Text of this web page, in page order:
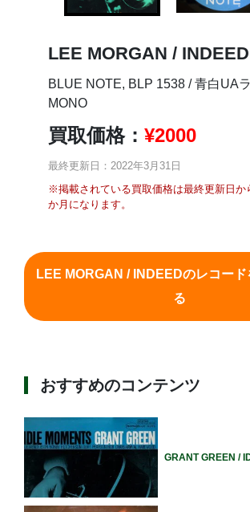
LEE MORGAN / INDEED
BLUE NOTE, BLP 1538 / 青白UA
MONO
買取価格： ¥2000
最終更新日：2022年3月31日
※掲載されている買取価格は最終更新日か
か月になります。
LEE MORGAN / INDEEDのレコー
る
おすすめのコンテンツ
GRANT GREEN /